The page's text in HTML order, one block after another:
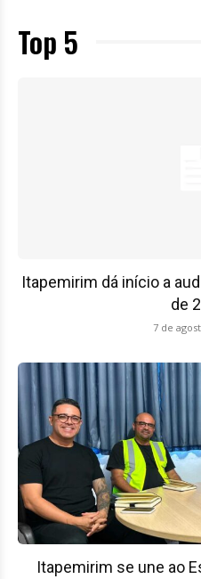
Top 5
Itapemirim dá início a
de
7 de
Itapemirim se une ao